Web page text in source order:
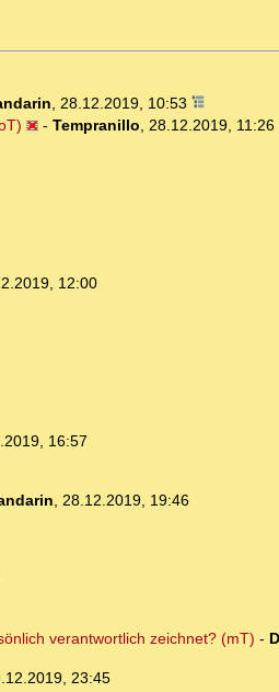
28.12.2019, 10:53
- Tempranillo
28.12.2019, 11:26
12:00
16:57
28.12.2019, 19:46
verantwortlich zeichnet? (mT) -
23:45